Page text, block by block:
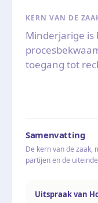
KERN VAN DE
Minderjarige
toegang tot
Samenvatting
De kern van de zaak,
partijen en de
Uitspraak van